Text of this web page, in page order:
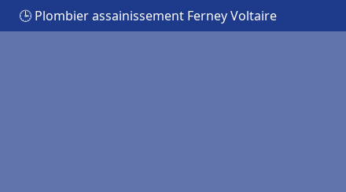
🕒 Plombier assainissement Ferney Voltaire